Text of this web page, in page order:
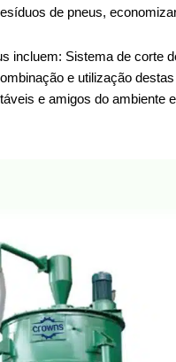
de pneus,
incluem: Sistema de corte
e utilização
e amigos do ambiente